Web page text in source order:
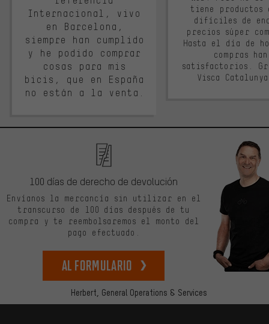
Internacional, vivo
en Barcelona,
siempre han cumplido
y he podido comprar
cosas para mis
bicis, que en España
no están a la venta.
tiene productos
difíciles de
precios súper
Hasta el día de
compras
satisfactorios.
Visca
Herbert, General Operations & Services
100 días de derecho de devolución
Envíanos la mercancía sin utilizar en el
transcurso de 100 días después de tu
compra y te reembolsaremos el monto del
pago efectuado.
Al formulario